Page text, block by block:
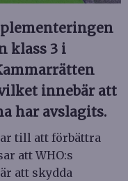
klass 3 i
innebär att
har avslagits.
till att förbättra
att WHO:s
att skydda